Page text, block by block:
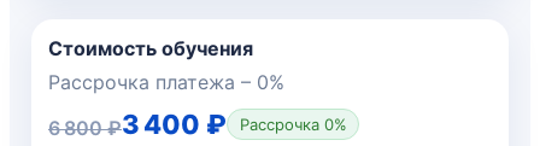
Стоимость обучения
Рассрочка платежа – 0%
6 800 ₽3 400 ₽ Рассрочка 0%